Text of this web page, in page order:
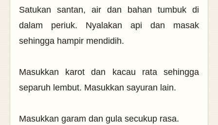
Satukan santan, air dan bahan tumbuk di
dalam periuk. Nyalakan api dan masak
sehingga hampir mendidih.
Masukkan karot dan kacau rata sehingga
separuh lembut. Masukkan sayuran lain.
Masukkan garam dan gula secukup rasa.